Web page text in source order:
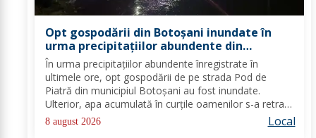
Opt gospodării din Botoșani inundate în
urma precipitațiilor abundente din
ultimele ore
În urma precipitațiilor abundente înregistrate în
ultimele ore, opt gospodării de pe strada Pod de
Piatră din municipiul Botoșani au fost inundate.
Ulterior, apa acumulată în curțile oamenilor s-a retras
pe carosabil. Pentru evacuarea apei, pompierii militari
din cadrul Detașamentului Botoșani au...
8 august 2026 Local